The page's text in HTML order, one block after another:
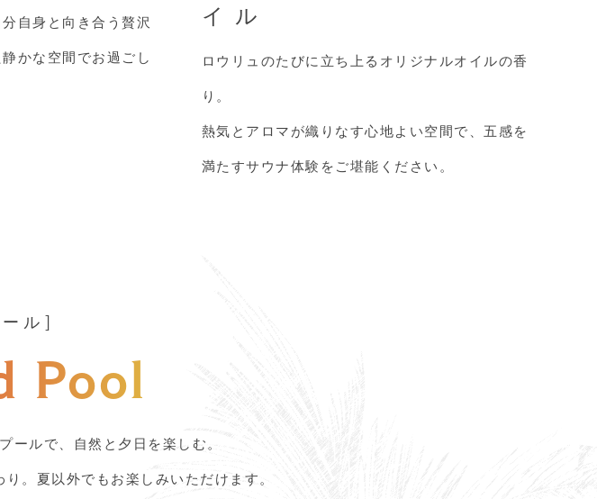
自身と向き合う贅沢
かな空間でお過ごし
イル
ロウリュのたびに立ち上るオリジナルオイルの香
り。
熱気とアロマが織りなす心地よい空間で、五感を
満たすサウナ体験をご堪能ください。
ル
Pool
ールで、自然と夕日を楽しむ。
。夏以外でもお楽しみいただけます。